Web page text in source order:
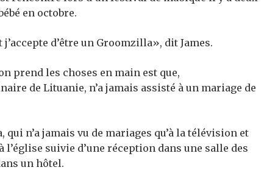
en octobre.
d’être un Groomzilla», dit James.
prend les choses en main est que,
de Lituanie, n’a jamais assisté à un mariage de
n’a jamais vu de mariages qu’à la télévision et
suivie d’une réception dans une salle des
un hôtel.